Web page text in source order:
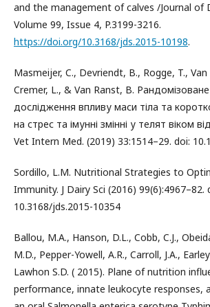
and the management of calves /Journal of
Volume 99, Issue 4, P.3199-3216.
https://doi.org/10.3168/jds.2015-10198.
Masmeijer, C., Devriendt, B., Rogge, T.,
Cremer, L., & Van Ranst, B.
дослідження впливу маси тіла та
на стрес та імунні змінні у телят віком
Vet Intern Med. (2019) 33:1514–29. doi:
Sordillo, L.M. Nutritional Strategies to
Immunity. J Dairy Sci (2016) 99(6):4967–82.
10.3168/jds.2015-10354
Ballou, M.A., Hanson, D.L., Cobb, C.J.,
M.D., Pepper-Yowell, A.R., Carroll, J.A.,
Lawhon S.D. ( 2015). Plane of nutrition
performance, innate leukocyte responses,